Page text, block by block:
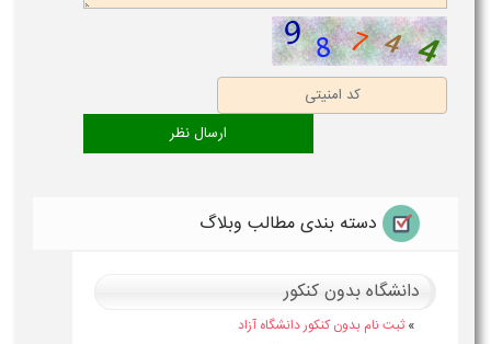
دسته بندی مطالب وبلاگ
دانشگاه بدون کنکور
» ثبت نام بدون کنکور دانشگاه آزاد